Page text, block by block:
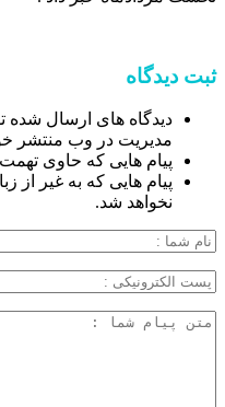
ثبت دیدگاه
دیدگاه های ارسال شده
مدیریت در وب منتشر
پیام هایی که حاوی
پیام هایی که به غیر از
نخواهد شد.